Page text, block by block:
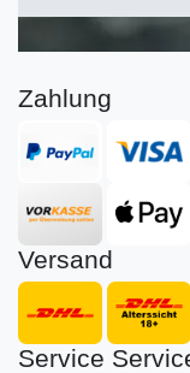
Zahlung
Versand
Service